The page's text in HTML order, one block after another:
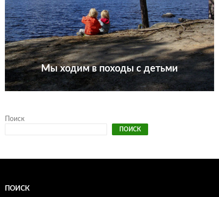
Мы ходим в походы с детьми
Поиск
ПОИСК
ПОИСК